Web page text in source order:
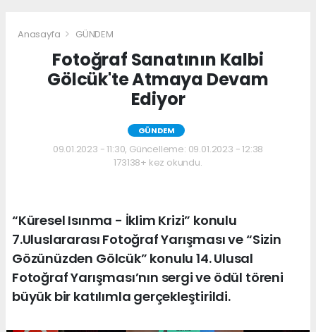
Anasayfa GÜNDEM
Fotoğraf Sanatının Kalbi
Gölcük'te Atmaya Devam
Ediyor
GÜNDEM
09.01.2023 - 11:30, Güncelleme: 09.01.2023 - 12:38
173138+ kez okundu.
“Küresel Isınma - İklim Krizi” konulu
7.Uluslararası Fotoğraf Yarışması ve “Sizin
Gözünüzden Gölcük” konulu 14. Ulusal
Fotoğraf Yarışması’nın sergi ve ödül töreni
büyük bir katılımla gerçekleştirildi.